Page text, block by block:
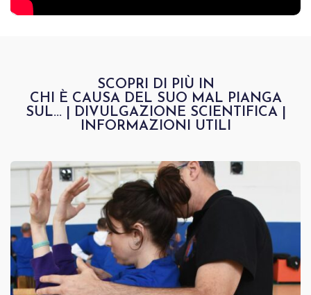
SCOPRI DI PIÙ IN
CHI È CAUSA DEL SUO MAL PIANGA
SUL...| DIVULGAZIONE SCIENTIFICA|
INFORMAZIONI UTILI